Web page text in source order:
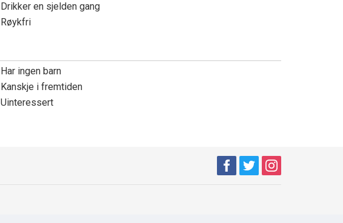
Drikker en sjelden gang
Røykfri
Har ingen barn
Kanskje i fremtiden
Uinteressert